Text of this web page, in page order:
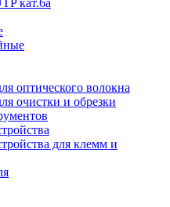
кат.6а
оптического волокна
очистки и обрезки
для клемм и